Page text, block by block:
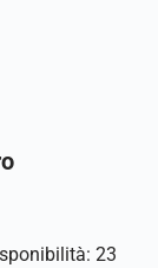
23